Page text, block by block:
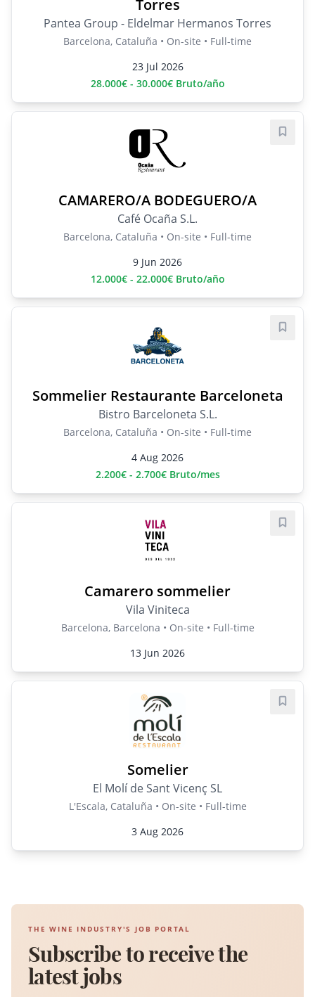
Torres
Pantea Group - Eldelmar Hermanos Torres
Barcelona, Cataluña • On-site • Full-time
23 Jul 2026
28.000€ - 30.000€ Bruto/año
CAMARERO/A BODEGUERO/A
Café Ocaña S.L.
Barcelona, Cataluña • On-site • Full-time
9 Jun 2026
12.000€ - 22.000€ Bruto/año
Save
Sommelier Restaurante Barceloneta
Bistro Barceloneta S.L.
Barcelona, Cataluña • On-site • Full-time
4 Aug 2026
2.200€ - 2.700€ Bruto/mes
Save
Camarero sommelier
Vila Viniteca
Barcelona, Barcelona • On-site • Full-time
13 Jun 2026
Save
Somelier
El Molí de Sant Vicenç SL
L'Escala, Cataluña • On-site • Full-time
3 Aug 2026
Save
THE WINE INDUSTRY'S JOB PORTAL
Subscribe to receive the
latest jobs